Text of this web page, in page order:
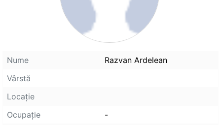
Nume
Razvan Ardelean
Vârstă
Locaţie
Ocupaţie
-